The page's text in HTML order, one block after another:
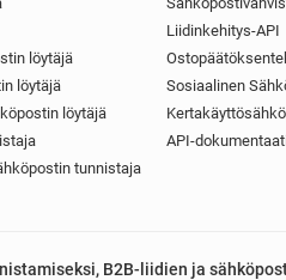
löytäjä
löytäjä
löytäjä
tunnistaja
Liidinkehitys-API
Sosiaalinen
API-
B2B-liidien ja